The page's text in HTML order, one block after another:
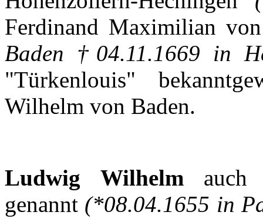
Ferdinand Maximilian
Baden †04.11.1669 in
"Türkenlouis"
Wilhelm von Baden.
Ludwig Wilhelm auch
genannt (*08.04.1655 in